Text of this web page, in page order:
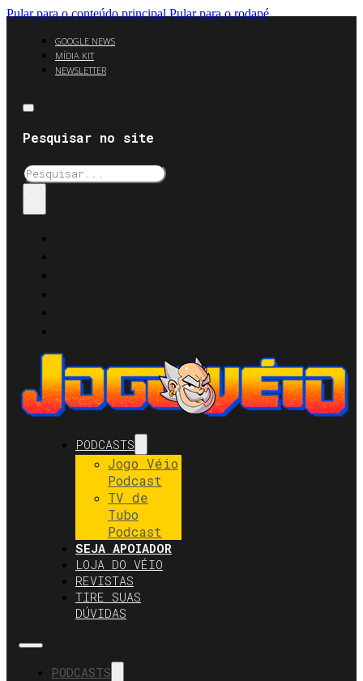
Pular para o conteúdo principal Pular para o rodapé
GOOGLE NEWS
MÍDIA KIT
NEWSLETTER
Pesquisar no site
Pesquisar
PODCASTS
Jogo Véio
Podcast
TV de
Tubo
Podcast
SEJA APOIADOR
LOJA DO VÉIO
REVISTAS
TIRE SUAS
DÚVIDAS
PODCASTS